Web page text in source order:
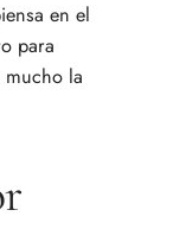
en el
para
la